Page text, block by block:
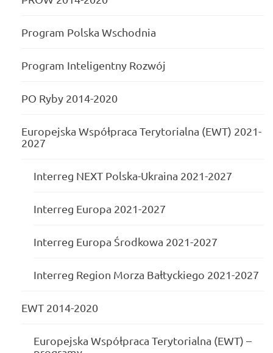
Program Polska Wschodnia
Program Inteligentny Rozwój
PO Ryby 2014-2020
Europejska Współpraca Terytorialna (EWT) 2021-
2027
Interreg NEXT Polska-Ukraina 2021-2027
Interreg Europa 2021-2027
Interreg Europa Środkowa 2021-2027
Interreg Region Morza Bałtyckiego 2021-2027
EWT 2014-2020
Europejska Współpraca Terytorialna (EWT) –